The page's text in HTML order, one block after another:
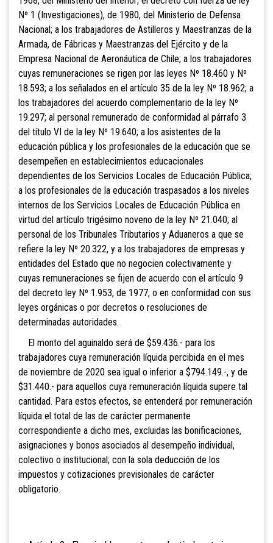
Nº 1 (Investigaciones), de 1980, del Ministerio de Defensa
Nacional; a los trabajadores de Astilleros y Maestranzas de la
Armada, de Fábricas y Maestranzas del Ejército y de la
Empresa Nacional de Aeronáutica de Chile; a los trabajadores
cuyas remuneraciones se rigen por las leyes Nº 18.460 y Nº
18.593; a los señalados en el artículo 35 de la ley Nº 18.962; a
los trabajadores del acuerdo complementario de la ley Nº
19.297; al personal remunerado de conformidad al párrafo 3
del título VI de la ley Nº 19.640; a los asistentes de la
educación pública y los profesionales de la educación que se
desempeñen en establecimientos educacionales
dependientes de los Servicios Locales de Educación Pública;
a los profesionales de la educación traspasados a los niveles
internos de los Servicios Locales de Educación Pública en
virtud del artículo trigésimo noveno de la ley Nº 21.040; al
personal de los Tribunales Tributarios y Aduaneros a que se
refiere la ley Nº 20.322, y a los trabajadores de empresas y
entidades del Estado que no negocien colectivamente y
cuyas remuneraciones se fijen de acuerdo con el artículo 9
del decreto ley Nº 1.953, de 1977, o en conformidad con sus
leyes orgánicas o por decretos o resoluciones de
determinadas autoridades.
El monto del aguinaldo será de $59.436.- para los
trabajadores cuya remuneración líquida percibida en el mes
de noviembre de 2020 sea igual o inferior a $794.149.-, y de
$31.440.- para aquellos cuya remuneración líquida supere tal
cantidad. Para estos efectos, se entenderá por remuneración
líquida el total de las de carácter permanente
correspondiente a dicho mes, excluidas las bonificaciones,
asignaciones y bonos asociados al desempeño individual,
colectivo o institucional; con la sola deducción de los
impuestos y cotizaciones previsionales de carácter
obligatorio.